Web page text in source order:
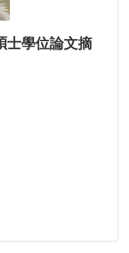
士學位論文摘